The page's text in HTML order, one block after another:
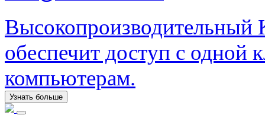
Высокопроизводительный
обеспечит доступ с
компьютерам.
Узнать больше